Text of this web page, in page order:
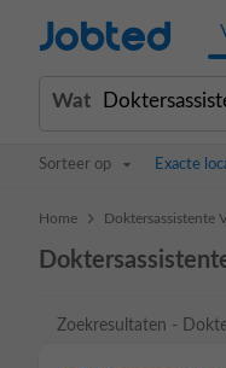
Jobted
Wat
Sorteer op Exacte
Home > Doktersassistente
Zoekresultaten -